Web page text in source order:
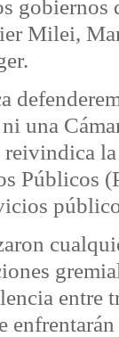
gobiernos
Milei,
una
reivindica
Públicos
entre